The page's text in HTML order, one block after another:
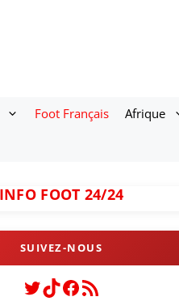
Foot Français Afrique
INFO FOOT 24/24
Twitter
TikTok
Facebook
Flux RSS